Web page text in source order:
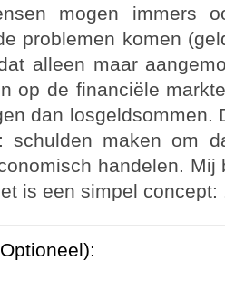
mogen immers
problemen komen
alleen maar
op de financiële
dan losgeldsommen.
schulden maken om
handelen.
is een simpel concept: